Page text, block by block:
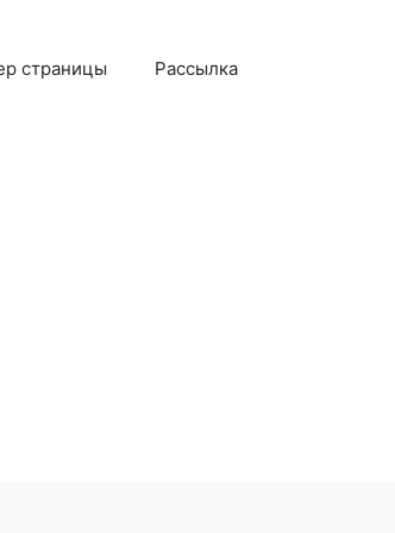
страницы Рассылка